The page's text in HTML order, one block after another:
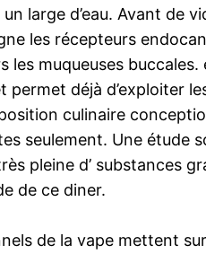
large d’eau. Avant de
les récepteurs
les muqueuses
permet déjà d’exploiter
culinaire
seulement. Une étude
pleine d’ substances
de ce diner.
de la vape mettent